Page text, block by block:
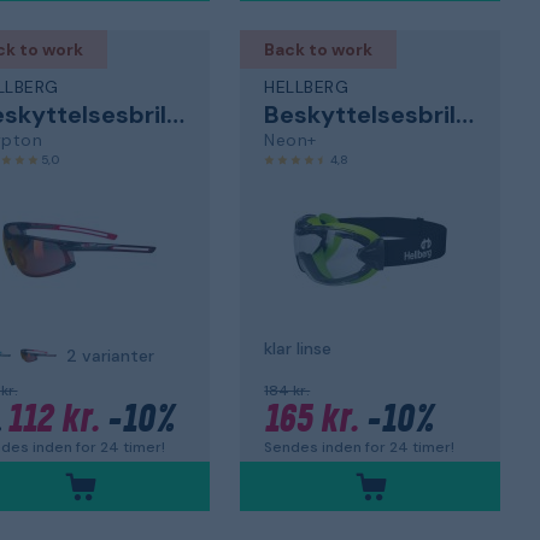
to work
Beskyttelsesbriller
5,0
2 varianter
112 kr.-10%
inden for 24 timer!
Back to work
HELLBERG
Beskyttelsesbriller
Neon+
4,8
klar linse
184 kr.
165 kr. -10%
Sendes inden for 24 timer!